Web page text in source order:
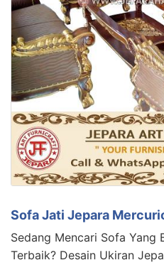
Sofa Jati Jepara
Sedang Mencari Sofa Yang
Terbaik? Desain Ukiran